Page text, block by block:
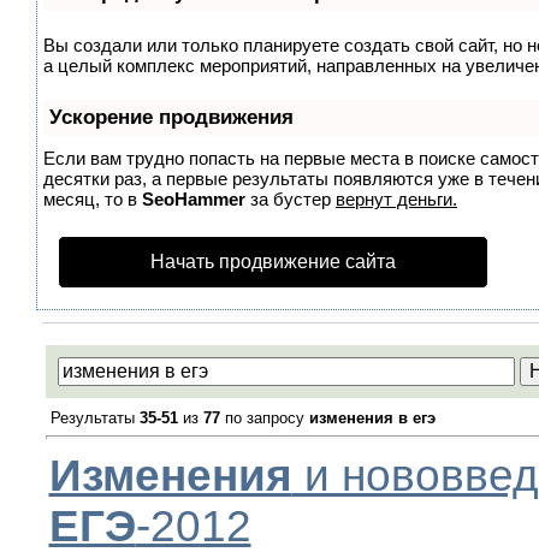
Вы создали или только планируете создать свой сайт, но
а целый комплекс мероприятий, направленных на
Ускорение продвижения
Если вам трудно попасть на первые места в поиске
десятки раз, а первые результаты появляются уже в
месяц, то в SeoHammer за бустер вернут деньги.
Начать продвижение сайта
Результаты 35-51из 77по запросу изменения в егэ
Изменения и
ЕГЭ-2012